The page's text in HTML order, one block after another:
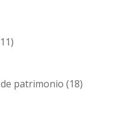
patrimonio (18)